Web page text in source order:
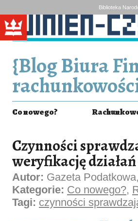
Biblioteka
{Blog Biura
Co nowego?
Czynności
weryfikację
Autor: Gazeta
Kategorie: Co nowego?,
Tagi: czynności